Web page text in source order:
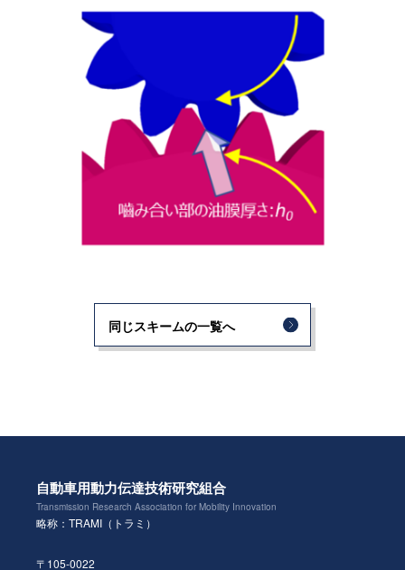
同じスキームの一覧へ
自動車用動力伝達技術研究組合
Transmission Research Association for Mobility Innovation
略称：TRAMI（トラミ）
〒105-0022